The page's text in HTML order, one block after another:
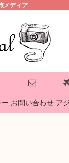
メディア
お問い合わせ ア